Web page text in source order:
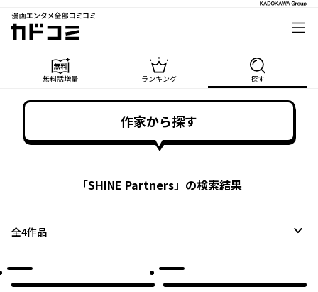
漫画エンタメ全部コミコミ
カドコミ
無料話増量 ランキング 探す
作家から探す
「SHINE Partners」の検索結果
全4作品